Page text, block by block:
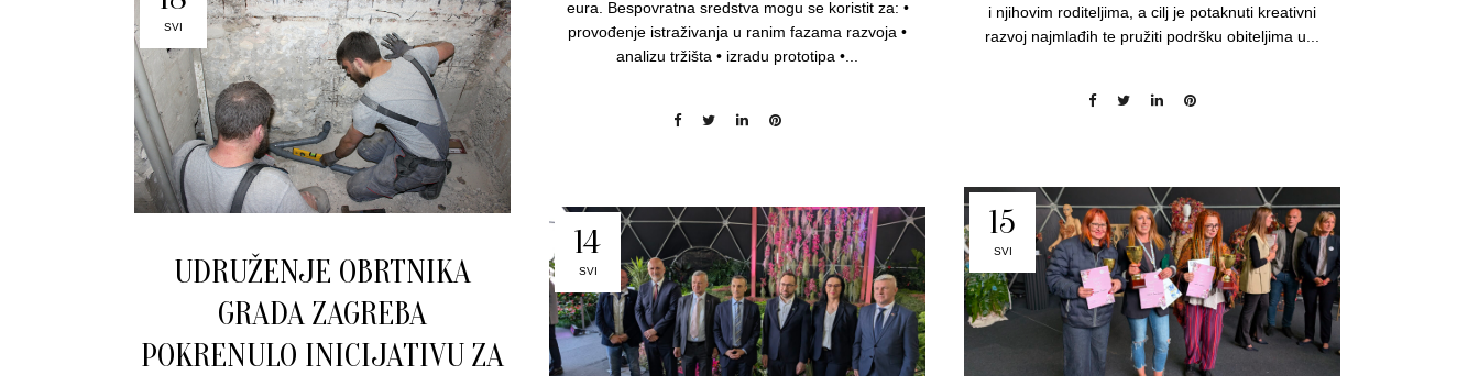
eura. Bespovratna sredstva mogu se koristit za: •
provođenje istraživanja u ranim fazama razvoja •
analizu tržišta • izradu prototipa •...
i njihovim roditeljima, a cilj je potaknuti kreativni
razvoj najmlađih te pružiti podršku obiteljima u...
SVI
UDRUŽENJE OBRTNIKA
GRADA ZAGREBA
POKRENULO INICIJATIVU ZA
15
SVI
14
SVI